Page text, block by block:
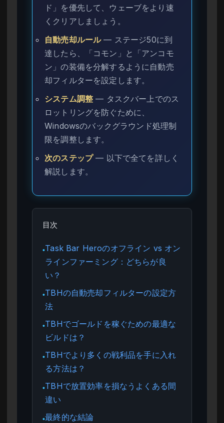
ド」を優先して、ウェーブをより速
くクリアしましょう。
自動売却ルール— ステージ50に到
達したら、「コモン」と「アンコモ
ン」の装備を分解するように自動売
却フィルターを設定します。
システム調整 — タスクバー上でのス
ロットリングを防ぐために、
Windowsのバックグラウンド処理制
限を調整します。
次のステップ— 以下で全てを詳しく
解説します。
目次
●Task Bar Heroのオフライン vs オン
ラインファーミング：どちらが良
い？
●TBHの自動売却フィルターの設定方
法
●TBHでゴールドを稼ぐための最適な
ビルドは？
●TBHでより多くの戦利品を手に入れ
る方法は？
●TBHで放置効率を損なうよくある間
違い
●最終的な結論